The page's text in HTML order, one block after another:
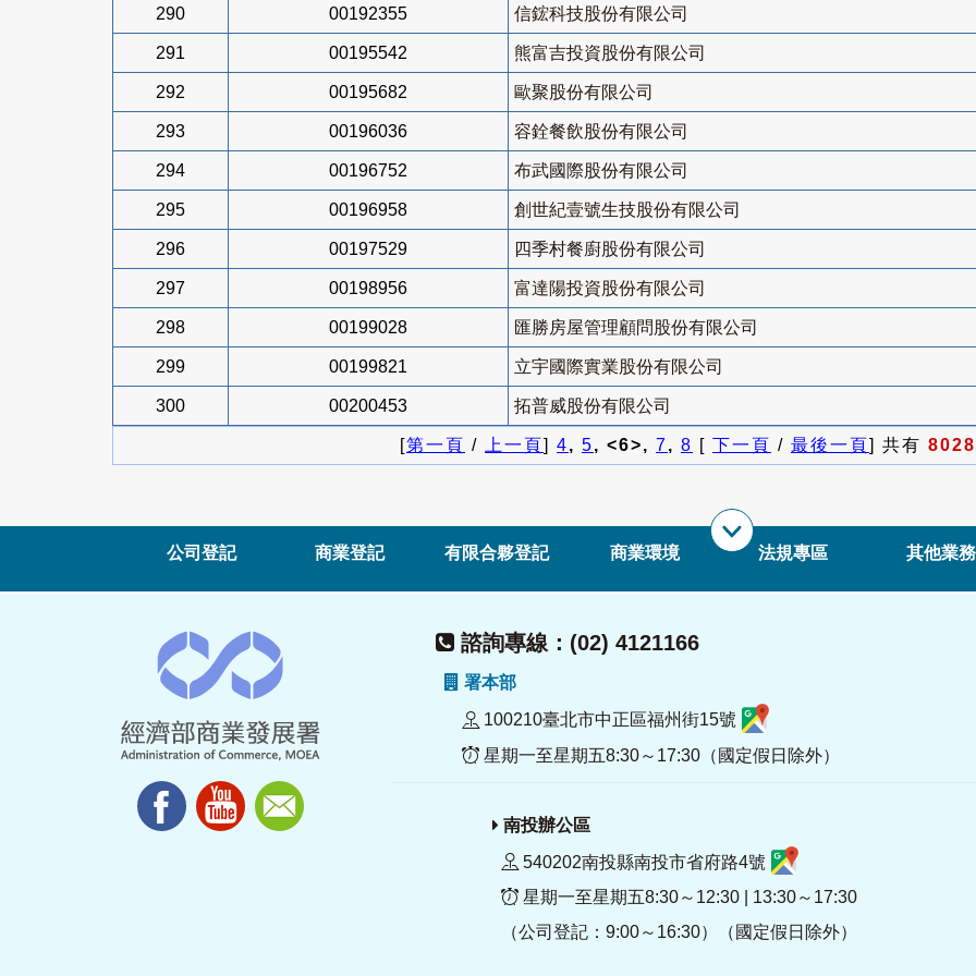
290 00192355 信鋐科技股份有限公司
291 00195542 熊富吉投資股份有限公司
292 00195682 歐聚股份有限公司
293 00196036 容銓餐飲股份有限公司
294 00196752 布武國際股份有限公司
295 00196958 創世紀壹號生技股份有限公司
296 00197529 四季村餐廚股份有限公司
297 00198956 富達陽投資股份有限公司
298 00199028 匯勝房屋管理顧問股份有限公司
299 00199821 立宇國際實業股份有限公司
300 00200453 拓普威股份有限公司
[第一頁 / 上一頁] 4, 5, <6>, 7, 8 [ 下一頁 / 最後一頁] 共有 8028
公司登記 商業登記 有限合夥登記 商業環境 法規專區 其他業務
諮詢專線：(02) 4121166
署本部
100210臺北市中正區福州街15號
星期一至星期五8:30～17:30（國定假日除外）
南投辦公區
540202南投縣南投市省府路4號
星期一至星期五8:30～12:30 | 13:30～17:30
（公司登記：9:00～16:30）（國定假日除外）